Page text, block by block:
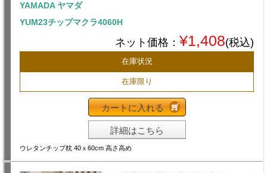
YAMADA ヤマダ
YUM23チップマクラ4060H
ネット価格： ¥1,408(税込)
在庫状況
在庫限り
カートに入れる
詳細はこちら
ウレタンチップ枕 40ｘ60cm 高さ高め